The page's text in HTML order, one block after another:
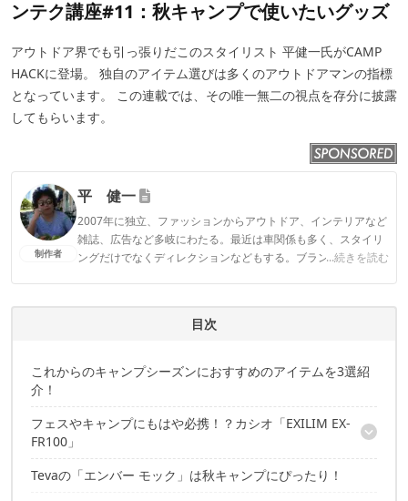
ンテク講座#11：秋キャンプで使いたいグッズ
アウトドア界でも引っ張りだこのスタイリスト 平健一氏がCAMP
HACKに登場。 独自のアイテム選びは多くのアウトドアマンの指標
となっています。 この連載では、その唯一無二の視点を存分に披露
してもらいます。
制作者
平 健一
2007年に独立、ファッションからアウトドア、インテリアなど
雑誌、広告など多岐にわたる。最近は車関係も多く、スタイリ
ングだけでなくディレクションなどもする。ブランド「T SPEC
...続きを読む
目次
これからのキャンプシーズンにおすすめのアイテムを3選紹
介！
フェスやキャンプにもはや必携！？カシオ「EXILIM EX-
FR100」
EXILIM EX-FR100で撮ったセルフィーフォト3選
Tevaの「エンバー モック」は秋キャンプにぴったり！